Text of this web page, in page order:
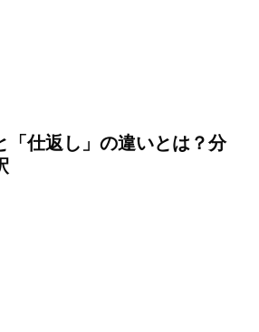
「仕返し」の違いとは？分